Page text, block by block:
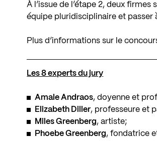
À l’issue de l’étape 2, deux
équipe pluridisciplinaire et passer
Plus d’informations sur le
Les 8 experts du jury
Amale Andraos, doyenne et
Elizabeth Diller, professeure et
Miles Greenberg, artiste;
Phoebe Greenberg, fondatrice